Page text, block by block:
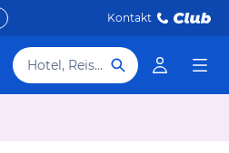
Kontakt
Hotel, Reiseziel